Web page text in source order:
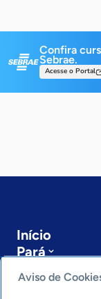
Confira
Sebrae.
Acesse o Portal
Início
Pará
Últimas
Aviso de